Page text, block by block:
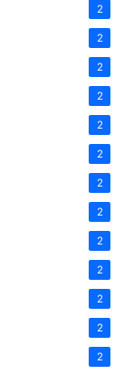
2
2
2
2
2
2
2
2
2
2
2
2
2